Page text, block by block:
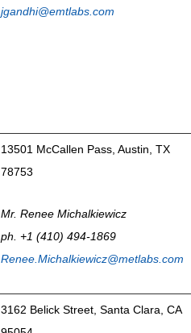
jgandhi@emtlabs.com
13501 McCallen Pass, Austin, TX
78753
Mr. Renee Michalkiewicz
ph. +1 (410) 494-1869
Renee.Michalkiewicz@metlabs.com
3162 Belick Street, Santa Clara, CA